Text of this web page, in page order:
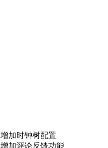
增加时钟树配置
增加评论反馈功能